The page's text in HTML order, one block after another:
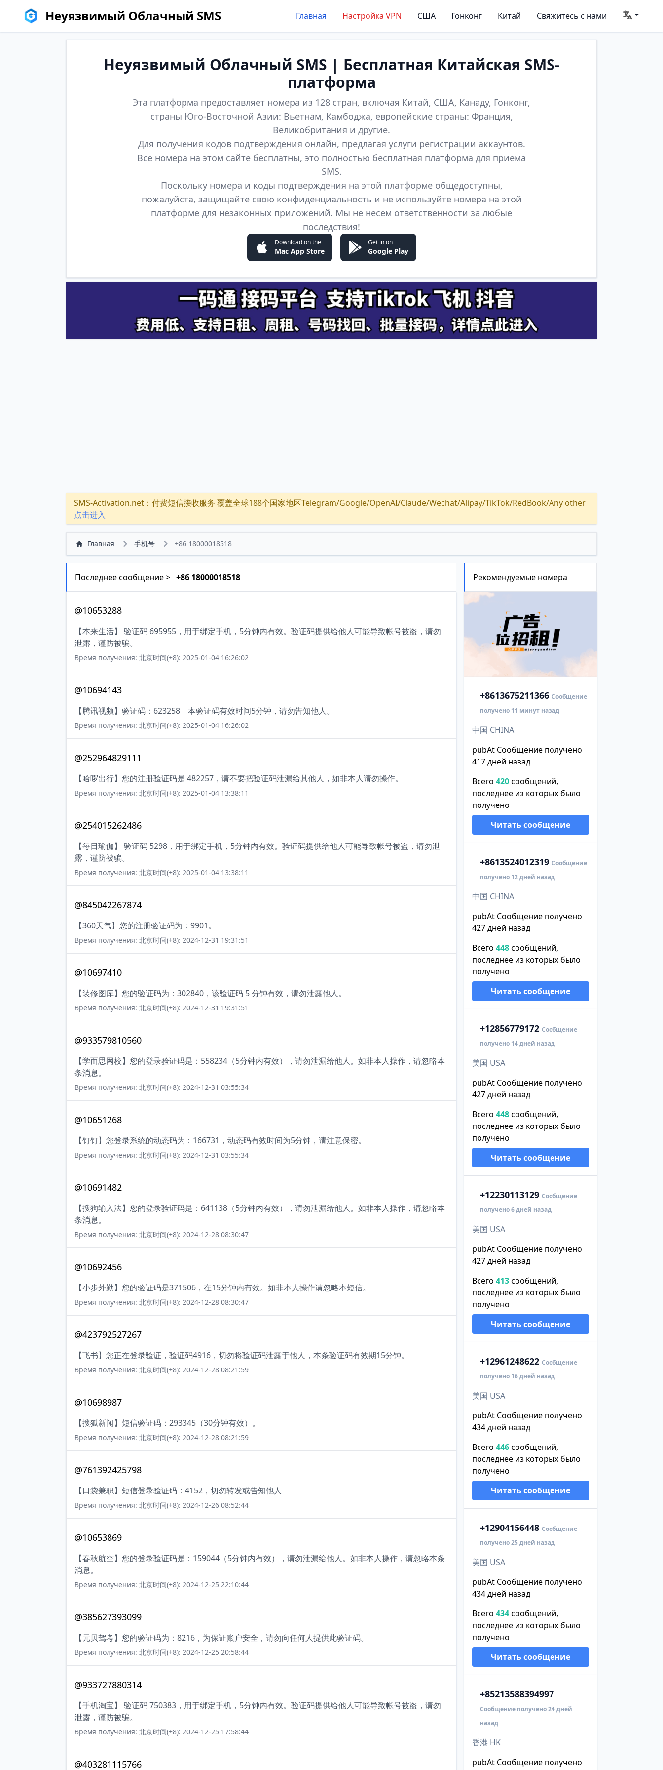
Неуязвимый Облачный SMS Главная Настройка VPN США Гонконг Китай Свяжитесь с нами
Неуязвимый Облачный SMS | Бесплатная Китайская SMS-
платформа
Эта платформа предоставляет номера из 128 стран, включая Китай, США, Канаду, Гонконг,
страны Юго-Восточной Азии: Вьетнам, Камбоджа, европейские страны: Франция,
Великобритания и другие.
Для получения кодов подтверждения онлайн, предлагая услуги регистрации аккаунтов.
Все номера на этом сайте бесплатны, это полностью бесплатная платформа для приема
SMS.
Поскольку номера и коды подтверждения на этой платформе общедоступны,
пожалуйста, защищайте свою конфиденциальность и не используйте номера на этой
платформе для незаконных приложений. Мы не несем ответственности за любые
последствия!
Download on the
Mac App Store
Get in on
Google Play
SMS-Activation.net：付费短信接收服务 覆盖全球188个国家地区Telegram/Google/OpenAI/Claude/Wechat/Alipay/TikTok/RedBook/Any other
点击进入
Главная 手机号 +86 18000018518
Последнее сообщение > +86 18000018518
@10653288
【本来生活】 验证码 695955，用于绑定手机，5分钟内有效。验证码提供给他人可能导致帐号被盗，请勿
泄露，谨防被骗。
Время получения: 北京时间(+8): 2025-01-04 16:26:02
@10694143
【腾讯视频】验证码：623258，本验证码有效时间5分钟，请勿告知他人。
Время получения: 北京时间(+8): 2025-01-04 16:26:02
@252964829111
【哈啰出行】您的注册验证码是 482257，请不要把验证码泄漏给其他人，如非本人请勿操作。
Время получения: 北京时间(+8): 2025-01-04 13:38:11
@254015262486
【每日瑜伽】 验证码 5298，用于绑定手机，5分钟内有效。验证码提供给他人可能导致帐号被盗，请勿泄
露，谨防被骗。
Время получения: 北京时间(+8): 2025-01-04 13:38:11
@845042267874
【360天气】您的注册验证码为：9901。
Время получения: 北京时间(+8): 2024-12-31 19:31:51
@10697410
【装修图库】您的验证码为：302840，该验证码 5 分钟有效，请勿泄露他人。
Время получения: 北京时间(+8): 2024-12-31 19:31:51
@933579810560
【学而思网校】您的登录验证码是：558234（5分钟内有效），请勿泄漏给他人。如非本人操作，请忽略本
条消息。
Время получения: 北京时间(+8): 2024-12-31 03:55:34
@10651268
【钉钉】您登录系统的动态码为：166731，动态码有效时间为5分钟，请注意保密。
Время получения: 北京时间(+8): 2024-12-31 03:55:34
@10691482
【搜狗输入法】您的登录验证码是：641138（5分钟内有效），请勿泄漏给他人。如非本人操作，请忽略本
条消息。
Время получения: 北京时间(+8): 2024-12-28 08:30:47
@10692456
【小步外勤】您的验证码是371506，在15分钟内有效。如非本人操作请忽略本短信。
Время получения: 北京时间(+8): 2024-12-28 08:30:47
@423792527267
【飞书】您正在登录验证，验证码4916，切勿将验证码泄露于他人，本条验证码有效期15分钟。
Время получения: 北京时间(+8): 2024-12-28 08:21:59
@10698987
【搜狐新闻】短信验证码：293345（30分钟有效）。
Время получения: 北京时间(+8): 2024-12-28 08:21:59
@761392425798
【口袋兼职】短信登录验证码：4152，切勿转发或告知他人
Время получения: 北京时间(+8): 2024-12-26 08:52:44
@10653869
【春秋航空】您的登录验证码是：159044（5分钟内有效），请勿泄漏给他人。如非本人操作，请忽略本条
消息。
Время получения: 北京时间(+8): 2024-12-25 22:10:44
@385627393099
【元贝驾考】您的验证码为：8216，为保证账户安全，请勿向任何人提供此验证码。
Время получения: 北京时间(+8): 2024-12-25 20:58:44
@933727880314
【手机淘宝】 验证码 750383，用于绑定手机，5分钟内有效。验证码提供给他人可能导致帐号被盗，请勿
泄露，谨防被骗。
Время получения: 北京时间(+8): 2024-12-25 17:58:44
@403281115766
Рекомендуемые номера
+8613675211366 Сообщение
получено 11 минут назад
中国 CHINA
pubAt Сообщение получено
417 дней назад
Всего 420сообщений,
последнее из которых было
получено
Читать сообщение
+8613524012319 Сообщение
получено 12 дней назад
中国 CHINA
pubAt Сообщение получено
427 дней назад
Всего 448сообщений,
последнее из которых было
получено
Читать сообщение
+12856779172 Сообщение
получено 14 дней назад
美国 USA
pubAt Сообщение получено
427 дней назад
Всего 448сообщений,
последнее из которых было
получено
Читать сообщение
+12230113129 Сообщение
получено 6 дней назад
美国 USA
pubAt Сообщение получено
427 дней назад
Всего 413сообщений,
последнее из которых было
получено
Читать сообщение
+12961248622 Сообщение
получено 16 дней назад
美国 USA
pubAt Сообщение получено
434 дней назад
Всего 446сообщений,
последнее из которых было
получено
Читать сообщение
+12904156448 Сообщение
получено 25 дней назад
美国 USA
pubAt Сообщение получено
434 дней назад
Всего 434сообщений,
последнее из которых было
получено
Читать сообщение
+85213588394997
Сообщение получено 24 дней
назад
香港 HK
pubAt Сообщение получено